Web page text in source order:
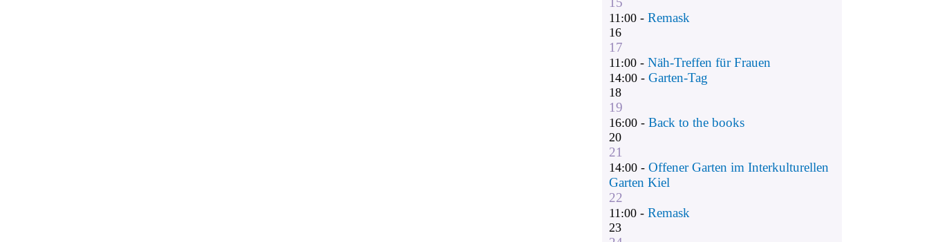
11:00 -Remask
16
17
11:00 -Näh-Treffen für Frauen
14:00 -Garten-Tag
18
19
16:00 -Back to the books
20
21
14:00 -Offener Garten im Interkulturellen
Garten Kiel
22
11:00 -Remask
23